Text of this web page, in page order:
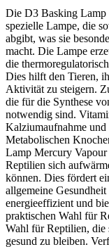
Die D3 Basking Lamp
spezielle Lampe, die
abgibt, was sie
macht. Die Lampe
die
Dies hilft den Tieren,
Aktivität zu steigern.
die für die Synthese
notwendig sind.
Kalziumaufnahme
Metabolischen
Lamp Mercury
Reptilien sich
können. Dies fördert
allgemeine
energieeffizient und
praktischen Wahl für
Wahl für Reptilien,
gesund zu bleiben.